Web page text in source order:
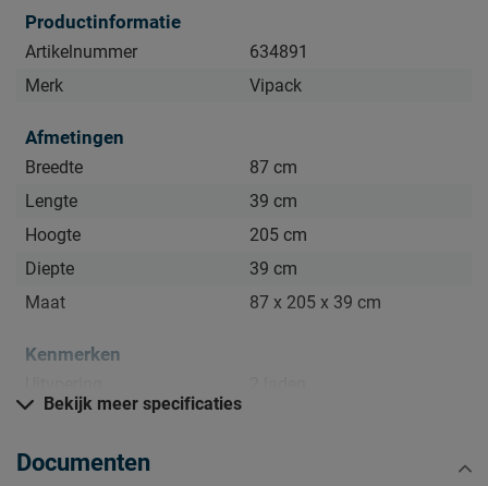
Productinformatie
Artikelnummer
634891
Merk
Vipack
Afmetingen
Breedte
87 cm
Lengte
39 cm
Hoogte
205 cm
Diepte
39 cm
Maat
87 x 205 x 39 cm
Kenmerken
Goed om te weten
Bekijk meer specificaties
Documenten